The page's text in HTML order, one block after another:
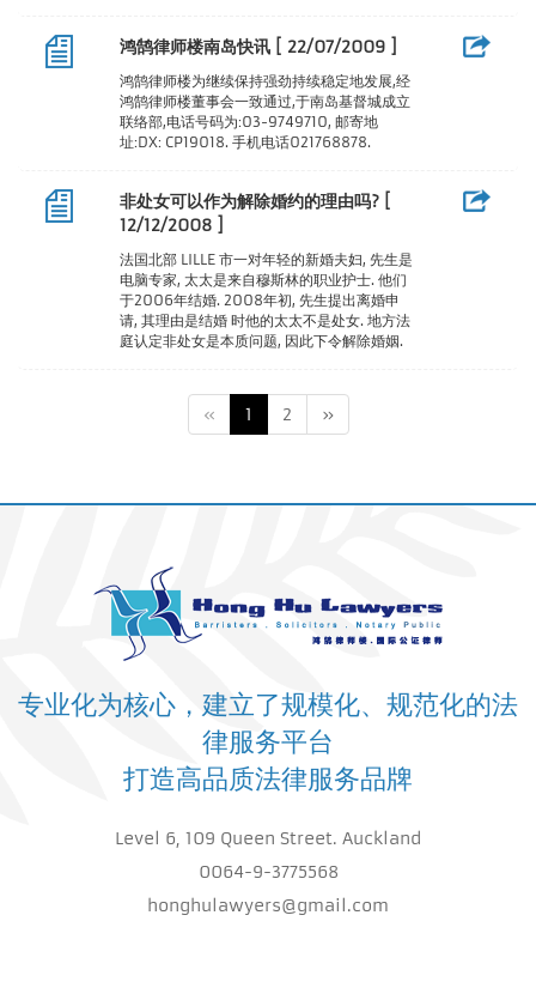
鸿鹄律师楼南岛快讯 [ 22/07/2009 ]
鸿鹄律师楼为继续保持强劲持续稳定地发展,经
鸿鹄律师楼董事会一致通过,于南岛基督城成立
联络部,电话号码为:03-9749710, 邮寄地
址:DX: CP19018. 手机电话021768878.
非处女可以作为解除婚约的理由吗? [
12/12/2008 ]
法国北部 LILLE 市一对年轻的新婚夫妇, 先生是
电脑专家, 太太是来自穆斯林的职业护士. 他们
于2006年结婚. 2008年初, 先生提出离婚申
请, 其理由是结婚 时他的太太不是处女. 地方法
庭认定非处女是本质问题, 因此下令解除婚姻.
« 1 2 »
专业化为核心，建立了规模化、规范化的法
律服务平台
打造高品质法律服务品牌
Level 6, 109 Queen Street. Auckland
0064-9-3775568
honghulawyers@gmail.com